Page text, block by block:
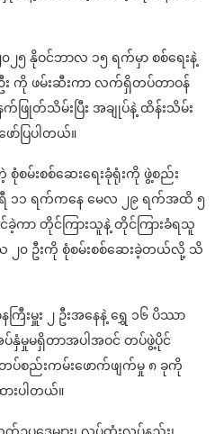
၂၅ နိုဝင်ဘာလ ၁၅ ရက်မှာ စစ်ရေးနဲ့
ဦး ကို ဖမ်းဆီးကာ လက်ရှိတပ်တာဝန်
ဖြုတ်သိမ်းပြီး အချုပ်နဲ့ ထိန်းသိမ်း
ပြပါတယ်။
စုံစမ်းစစ်ဆေးရေးခုံရုံးကို ဖွဲ့စည်း
ါရီ ၁၁ ရက်ကနေ မေလ ၂၉ ရက်အထိ ၅
ကာ တိုင်ကြားသူနဲ့ တိုင်ကြားခံရသူ
၂၀ ဦးကို စုံစမ်းစစ်ဆေးခဲ့တယ်လို့ သိ
ကြီးမှူး ၂ ဦးအနေနဲ့ ရွှေ ၁၆ ပိဿာ
နှံမှုမရှိတာအပါအဝင် တပ်ဖွဲ့ပိုင်
ပ်စည်းကမ်းဖောက်ဖျက်မှု ၈ ခုကို
းပါတယ်။